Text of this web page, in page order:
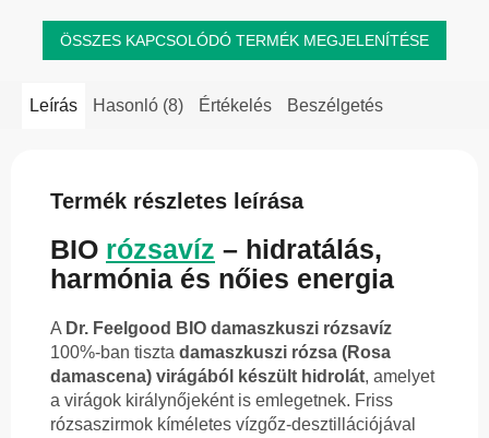
ÖSSZES KAPCSOLÓDÓ TERMÉK MEGJELENÍTÉSE
Leírás Hasonló (8) Értékelés Beszélgetés
Termék részletes leírása
BIO rózsavíz – hidratálás,
harmónia és nőies energia
A Dr. Feelgood BIO damaszkuszi rózsavíz
100%-ban tiszta damaszkuszi rózsa (Rosa
damascena) virágából készült hidrolát, amelyet
a virágok királynőjeként is emlegetnek. Friss
rózsaszirmok kíméletes vízgőz-desztillációjával